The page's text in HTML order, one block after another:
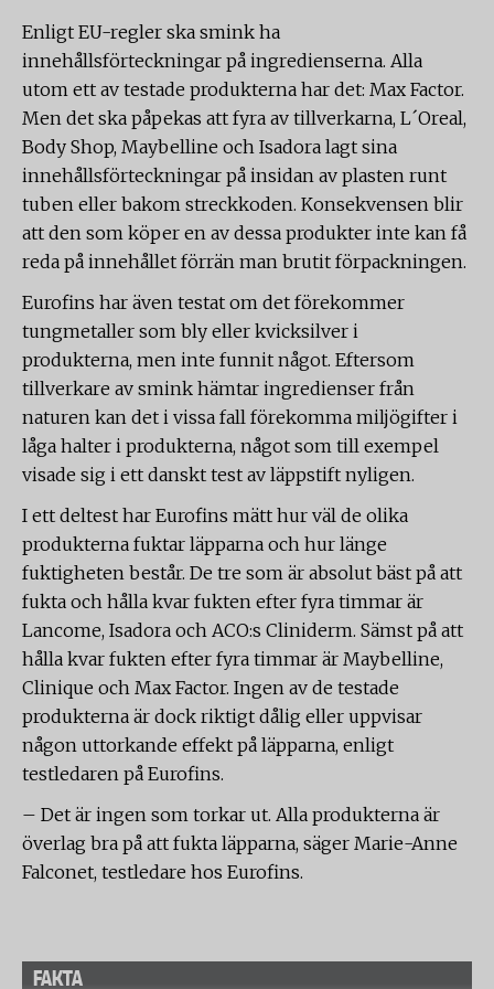
Enligt EU-regler ska smink ha
innehållsförteckningar på ingredienserna. Alla
utom ett av testade produkterna har det: Max Factor.
Men det ska påpekas att fyra av tillverkarna, L´Oreal,
Body Shop, Maybelline och Isadora lagt sina
innehållsförteckningar på insidan av plasten runt
tuben eller bakom streckkoden. Konsekvensen blir
att den som köper en av dessa produkter inte kan få
reda på innehållet förrän man brutit förpackningen.
Eurofins har även testat om det förekommer
tungmetaller som bly eller kvicksilver i
produkterna, men inte funnit något. Eftersom
tillverkare av smink hämtar ingredienser från
naturen kan det i vissa fall förekomma miljögifter i
låga halter i produkterna, något som till exempel
visade sig i ett danskt test av läppstift nyligen.
I ett deltest har Eurofins mätt hur väl de olika
produkterna fuktar läpparna och hur länge
fuktigheten består. De tre som är absolut bäst på att
fukta och hålla kvar fukten efter fyra timmar är
Lancome, Isadora och ACO:s Cliniderm. Sämst på att
hålla kvar fukten efter fyra timmar är Maybelline,
Clinique och Max Factor. Ingen av de testade
produkterna är dock riktigt dålig eller uppvisar
någon uttorkande effekt på läpparna, enligt
testledaren på Eurofins.
– Det är ingen som torkar ut. Alla produkterna är
överlag bra på att fukta läpparna, säger Marie-Anne
Falconet, testledare hos Eurofins.
FAKTA